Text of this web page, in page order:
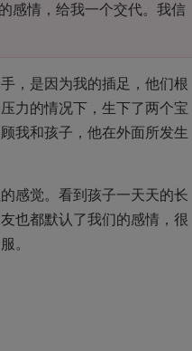
感情，给我一个交代。我信
，是因为我的插足，他们根
力的情况下，生下了两个宝
我和孩子，他在外面所发生
感觉。看到孩子一天天的长
也都默认了我们的感情，很
。